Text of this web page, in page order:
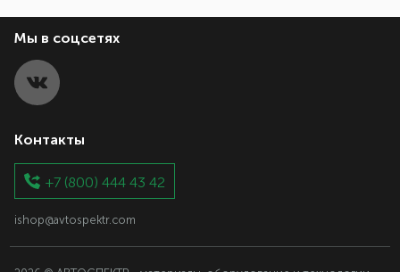
Мы в соцсетях
Контакты
+7 (800) 444 43 42
ishop@avtospektr.com